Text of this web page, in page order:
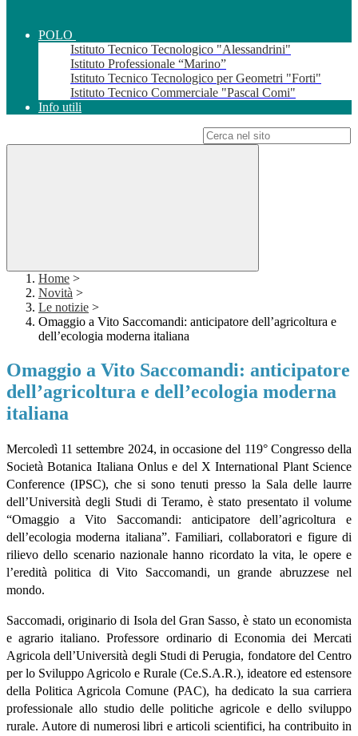
POLO
Istituto Tecnico Tecnologico "Alessandrini"
Istituto Professionale “Marino”
Istituto Tecnico Tecnologico per Geometri "Forti"
Istituto Tecnico Commerciale "Pascal Comi"
Info utili
Home >
Novità >
Le notizie >
Omaggio a Vito Saccomandi: anticipatore dell’agricoltura e
dell’ecologia moderna italiana
Omaggio a Vito Saccomandi: anticipatore
dell’agricoltura e dell’ecologia moderna
italiana
Mercoledì 11 settembre 2024, in occasione del 119° Congresso della
Società Botanica Italiana Onlus e del X International Plant Science
Conference (IPSC), che si sono tenuti presso la Sala delle laurre
dell’Università degli Studi di Teramo, è stato presentato il volume
“Omaggio a Vito Saccomandi: anticipatore dell’agricoltura e
dell’ecologia moderna italiana”. Familiari, collaboratori e figure di
rilievo dello scenario nazionale hanno ricordato la vita, le opere e
l’eredità politica di Vito Saccomandi, un grande abruzzese nel
mondo.
Saccomadi, originario di Isola del Gran Sasso, è stato un economista
e agrario italiano. Professore ordinario di Economia dei Mercati
Agricola dell’Università degli Studi di Perugia, fondatore del Centro
per lo Sviluppo Agricolo e Rurale (Ce.S.A.R.), ideatore ed estensore
della Politica Agricola Comune (PAC), ha dedicato la sua carriera
professionale allo studio delle politiche agricole e dello sviluppo
rurale. Autore di numerosi libri e articoli scientifici, ha contribuito in